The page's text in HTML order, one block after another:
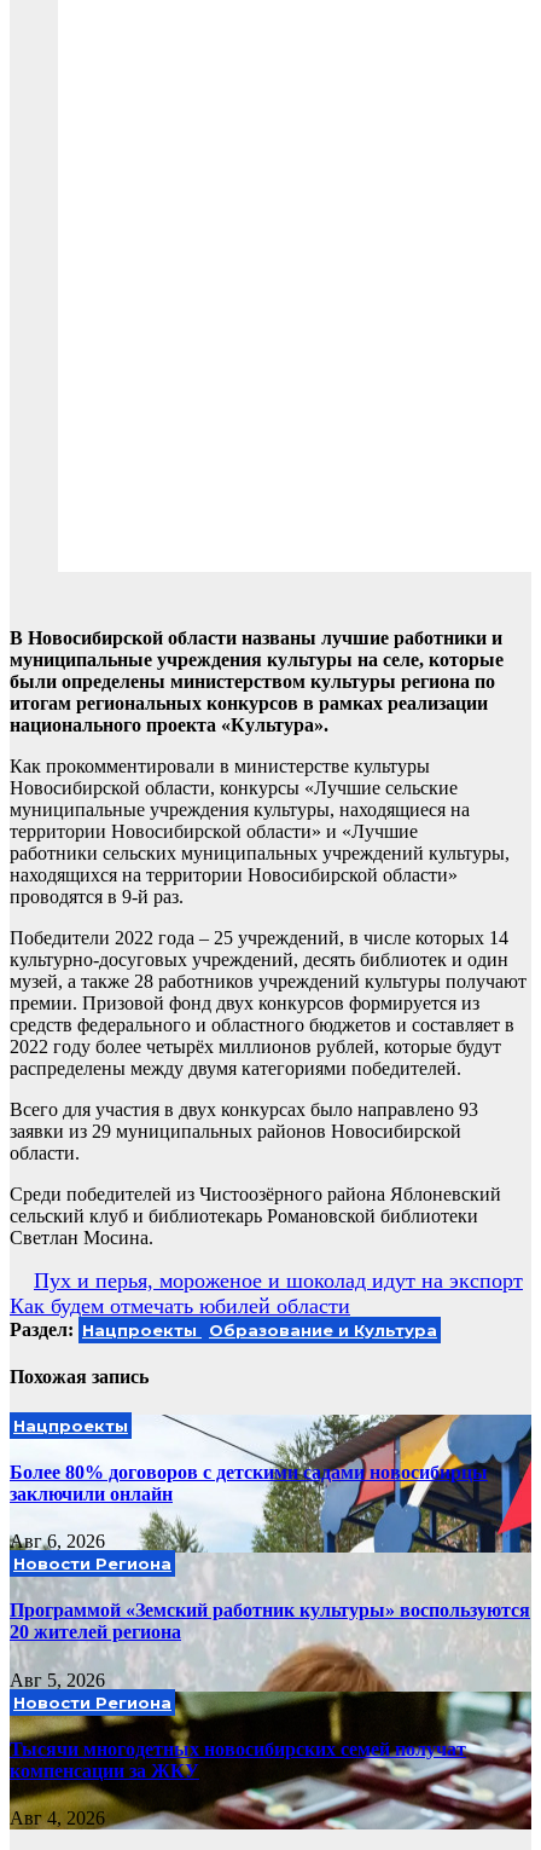
В Новосибирской области названы лучшие работники и
муниципальные учреждения культуры на селе, которые
были определены министерством культуры региона по
итогам региональных конкурсов в рамках реализации
национального проекта «Культура».
Как прокомментировали в министерстве культуры
Новосибирской области, конкурсы «Лучшие сельские
муниципальные учреждения культуры, находящиеся на
территории Новосибирской области» и «Лучшие
работники сельских муниципальных учреждений культуры,
находящихся на территории Новосибирской области»
проводятся в 9-й раз.
Победители 2022 года – 25 учреждений, в числе которых 14
культурно-досуговых учреждений, десять библиотек и один
музей, а также 28 работников учреждений культуры получают
премии. Призовой фонд двух конкурсов формируется из
средств федерального и областного бюджетов и составляет в
2022 году более четырёх миллионов рублей, которые будут
распределены между двумя категориями победителей.
Всего для участия в двух конкурсах было направлено 93
заявки из 29 муниципальных районов Новосибирской
области.
Среди победителей из Чистоозёрного района Яблоневский
сельский клуб и библиотекарь Романовской библиотеки
Светлан Мосина.
Навигация
по
записям
Пух и перья, мороженое и шоколад идут на экспорт
Как будем отмечать юбилей области
Раздел: Нацпроекты Образование и Культура
Похожая запись
Нацпроекты
Более 80% договоров с детскими садами новосибирцы
заключили онлайн
Авг 6, 2026
Новости Региона
Программой «Земский работник культуры» воспользуются
20 жителей региона
Авг 5, 2026
Новости Региона
Тысячи многодетных новосибирских семей получат
компенсации за ЖКУ
Авг 4, 2026